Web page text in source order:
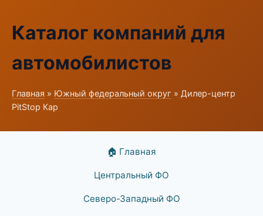
Каталог компаний для
автомобилистов
Главная » Южный федеральный округ » Дилер-центр
PitStop Кар
🏠 Главная
Центральный ФО
Северо-Западный ФО